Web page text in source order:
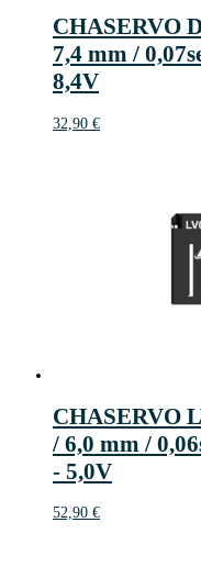
CHASERVO
7,4 mm /
8,4V
32,90 €
CHASERVO
/ 6,0 mm /
- 5,0V
52,90 €